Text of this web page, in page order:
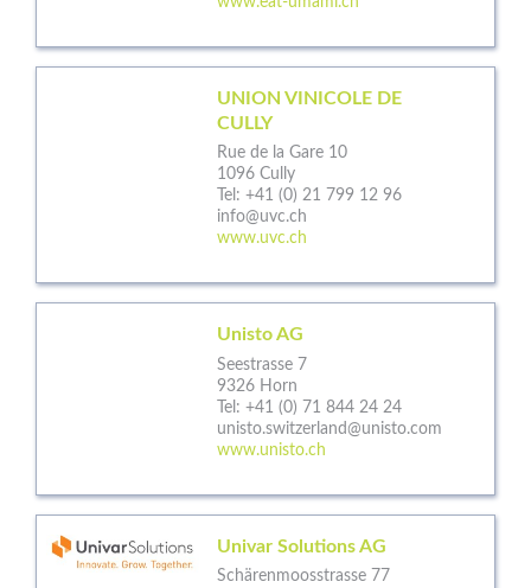
UNION VINICOLE DE
CULLY
Rue de la Gare 10
1096 Cully
Tel: +41 (0) 21 799 12 96
info@uvc.ch
www.uvc.ch
Unisto AG
Seestrasse 7
9326 Horn
Tel: +41 (0) 71 844 24 24
unisto.switzerland@unisto.com
www.unisto.ch
Univar Solutions AG
Schärenmoosstrasse 77